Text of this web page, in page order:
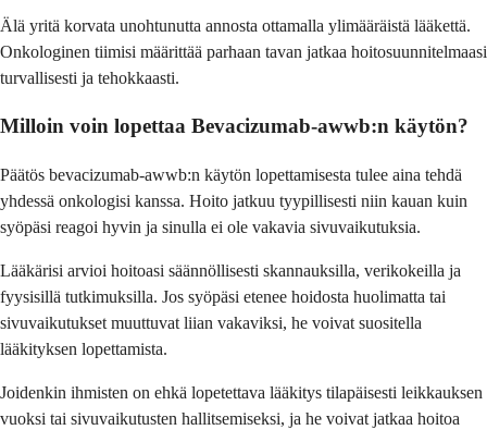
Älä yritä korvata unohtunutta annosta ottamalla ylimääräistä lääkettä.
Onkologinen tiimisi määrittää parhaan tavan jatkaa hoitosuunnitelmaasi
turvallisesti ja tehokkaasti.
Milloin voin lopettaa Bevacizumab-awwb:n käytön?
Päätös bevacizumab-awwb:n käytön lopettamisesta tulee aina tehdä
yhdessä onkologisi kanssa. Hoito jatkuu tyypillisesti niin kauan kuin
syöpäsi reagoi hyvin ja sinulla ei ole vakavia sivuvaikutuksia.
Lääkärisi arvioi hoitoasi säännöllisesti skannauksilla, verikokeilla ja
fyysisillä tutkimuksilla. Jos syöpäsi etenee hoidosta huolimatta tai
sivuvaikutukset muuttuvat liian vakaviksi, he voivat suositella
lääkityksen lopettamista.
Joidenkin ihmisten on ehkä lopetettava lääkitys tilapäisesti leikkauksen
vuoksi tai sivuvaikutusten hallitsemiseksi, ja he voivat jatkaa hoitoa